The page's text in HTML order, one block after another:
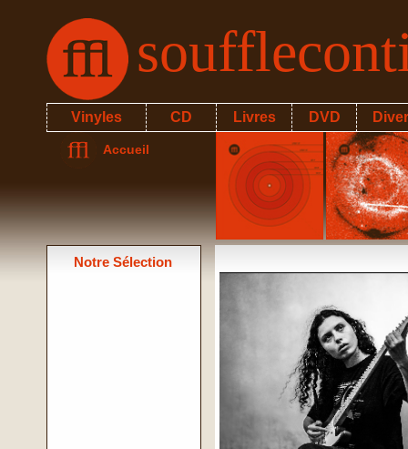
Vinyles CD Livres DVD
Accueil
Notre Sélection